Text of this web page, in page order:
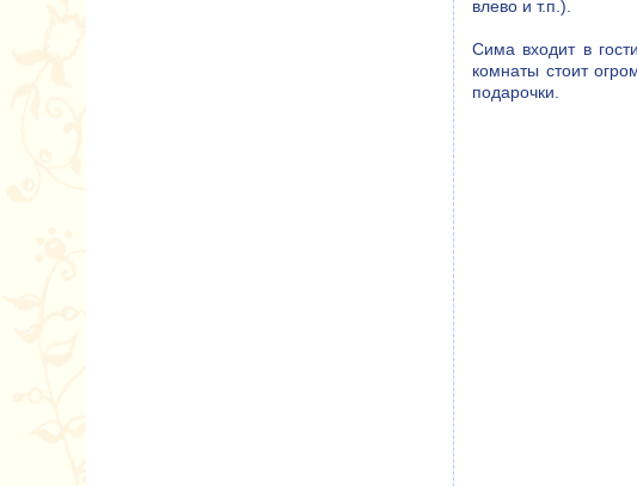
влево и т.п.).
Сима входит в
комнаты стоит
подарочки.